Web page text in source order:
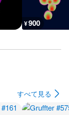
¥900
すべて見る